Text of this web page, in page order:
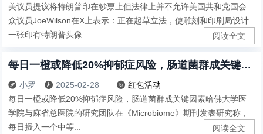
美议员提议将特朗普印在钞票上但法律上并不允许美国共和党国会
众议员JoeWilson在X上表示：正在起草立法，使雕刻和印刷局设计
一张印有特朗普头像...
阅读全文
每日一橙或降低20%抑郁症风险，肠道菌群成关键因素
 小罗  2025-02-28  红包活动
每日一橙或降低20%抑郁症风险，肠道菌群成关键因素哈佛大学医
学院与麻省总医院的研究团队在《Microbiome》期刊发表研究称，
每日摄入一个中等...
阅读全文